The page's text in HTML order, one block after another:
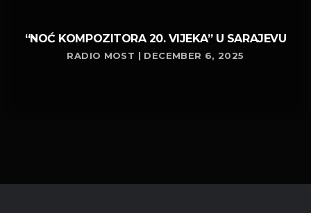
“NOĆ KOMPOZITORA 20. VIJEKA” U SARAJEVU
RADIO MOST | DECEMBER 6, 2025